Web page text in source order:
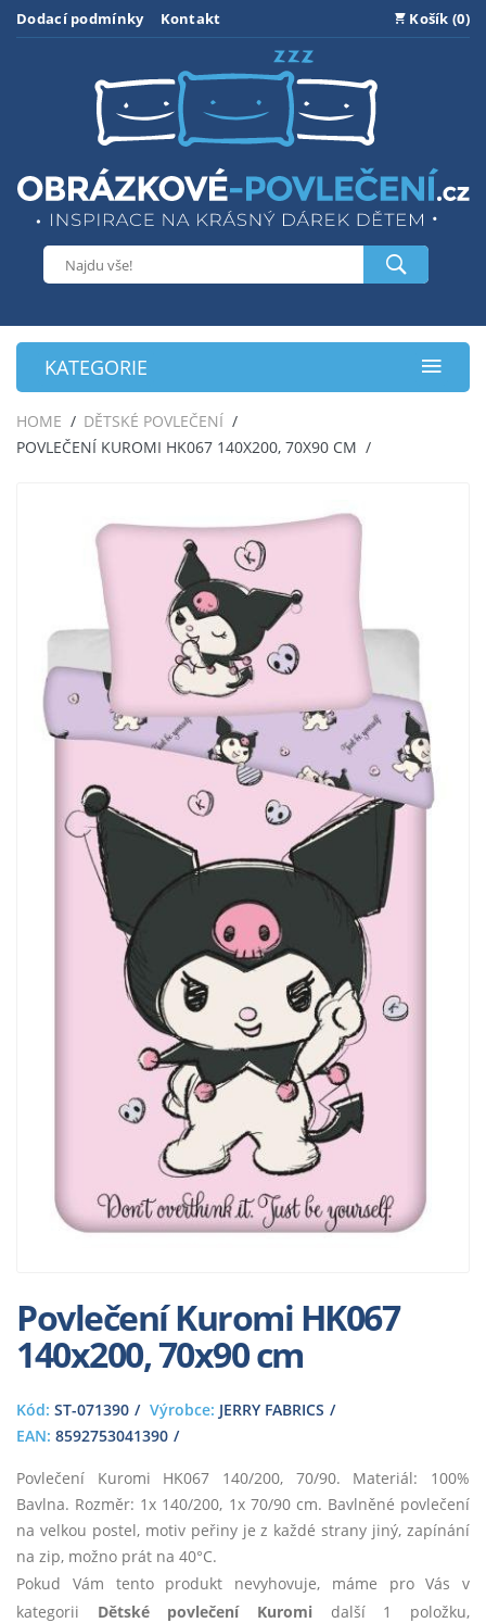
Dodací podmínky Kontakt Košík (0)
KATEGORIE
HOME
DĚTSKÉ POVLEČENÍ
POVLEČENÍ KUROMI HK067 140X200, 70X90 CM
Povlečení Kuromi HK067
140x200, 70x90 cm
Kód: ST-071390 Výrobce: JERRY FABRICS
EAN: 8592753041390
Povlečení Kuromi HK067 140/200, 70/90. Materiál: 100%
Bavlna. Rozměr: 1x 140/200, 1x 70/90 cm. Bavlněné povlečení
na velkou postel, motiv peřiny je z každé strany jiný, zapínání
na zip, možno prát na 40°C.
Pokud Vám tento produkt nevyhovuje, máme pro Vás v
kategorii Dětské povlečení Kuromi další 1 položku,